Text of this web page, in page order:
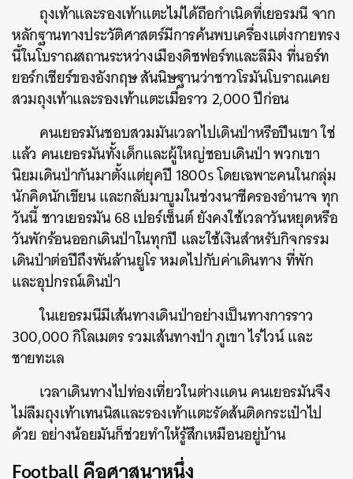
ถุงเท้าและรองเท้าแตะไม่ได้ถือกำเนิดที่เยอรมนี จาก
หลักฐานทางประวัติศาสตร์มีการค้นพบเครื่องแต่งกายทรง
นี้ในโบราณสถานระหว่างเมืองดิชฟอร์ทและลีมิง ที่นอร์ท
ยอร์กเชียร์ของอังกฤษ สันนิษฐานว่าชาวโรมันโบราณเคย
สวมถุงเท้าและรองเท้าแตะเมื่อราว 2,000 ปีก่อน
คนเยอรมันชอบสวมมันเวลาไปเดินป่าหรือปีนเขา ใช่
แล้ว คนเยอรมันทั้งเด็กและผู้ใหญ่ชอบเดินป่า พวกเขา
นิยมเดินป่ากันมาตั้งแต่ยุคปี 1800s โดยเฉพาะคนในกลุ่ม
นักคิดนักเขียน และกลับมาบูมในช่วงนาซีครองอำนาจ ทุก
วันนี้ ชาวเยอรมัน 68 เปอร์เซ็นต์ ยังคงใช้เวลาวันหยุดหรือ
วันพักร้อนออกเดินป่าในทุกปี และใช้เงินสำหรับกิจกรรม
เดินป่าต่อปีถึงพันล้านยูโร หมดไปกับค่าเดินทาง ที่พัก
และอุปกรณ์เดินป่า
ในเยอรมนีมีเส้นทางเดินป่าอย่างเป็นทางการราว
300,000 กิโลเมตร รวมเส้นทางป่า ภูเขา ไร่ไวน์ และ
ชายทะเล
เวลาเดินทางไปท่องเที่ยวในต่างแดน คนเยอรมันจึง
ไม่ลืมถุงเท้าเทนนิสและรองเท้าแตะรัดส้นติดกระเป๋าไป
ด้วย อย่างน้อยมันก็ช่วยทำให้รู้สึกเหมือนอยู่บ้าน
Football คือศาสนาหนึ่ง